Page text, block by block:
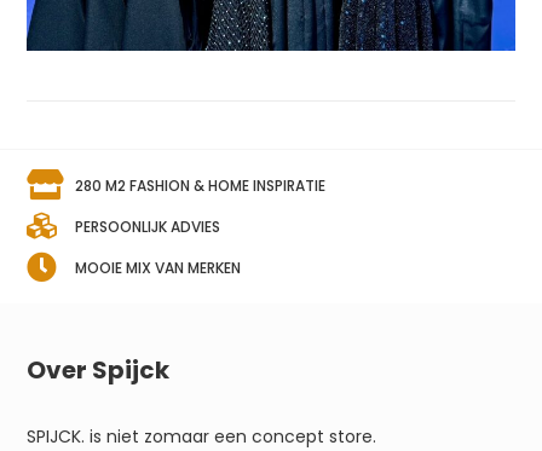
280 M2 FASHION & HOME INSPIRATIE
PERSOONLIJK ADVIES
MOOIE MIX VAN MERKEN
Over Spijck
SPIJCK. is niet zomaar een concept store.